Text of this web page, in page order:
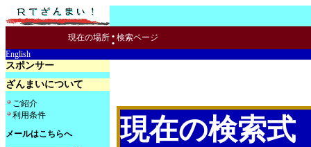
現在の場所 : 検索ページ
English
スポンサー
ざんまいについて
ご紹介
利用条件
メールはこちらへ
現在の検索式